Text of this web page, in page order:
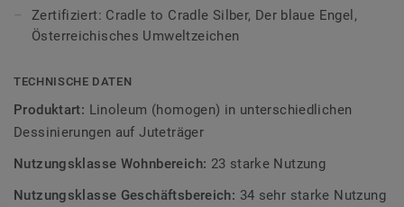
Bodenbelagskollektionen. Recyclingfähig auch nach dem
Gebrauch.
Mehr über unsere Sicherheitsbeläge erfahren:
Sicherheitsbeläge
Zertifiziert: Cradle to Cradle Silber, Der blaue Engel,
Österreichisches Umweltzeichen
TECHNISCHE DATEN
Produktart: Linoleum (homogen) in unterschiedlichen
Dessinierungen auf Juteträger
Nutzungsklasse Wohnbereich: 23 starke Nutzung
Nutzungsklasse Geschäftsbereich: 34 sehr starke Nutzung